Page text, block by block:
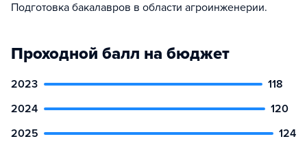
Подготовка бакалавров в области агроинженерии.
Проходной балл на бюджет
2023
118
2024
120
2025
124